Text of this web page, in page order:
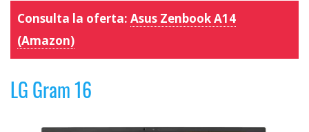
Consulta la oferta: Asus Zenbook A14
(Amazon)
LG Gram 16